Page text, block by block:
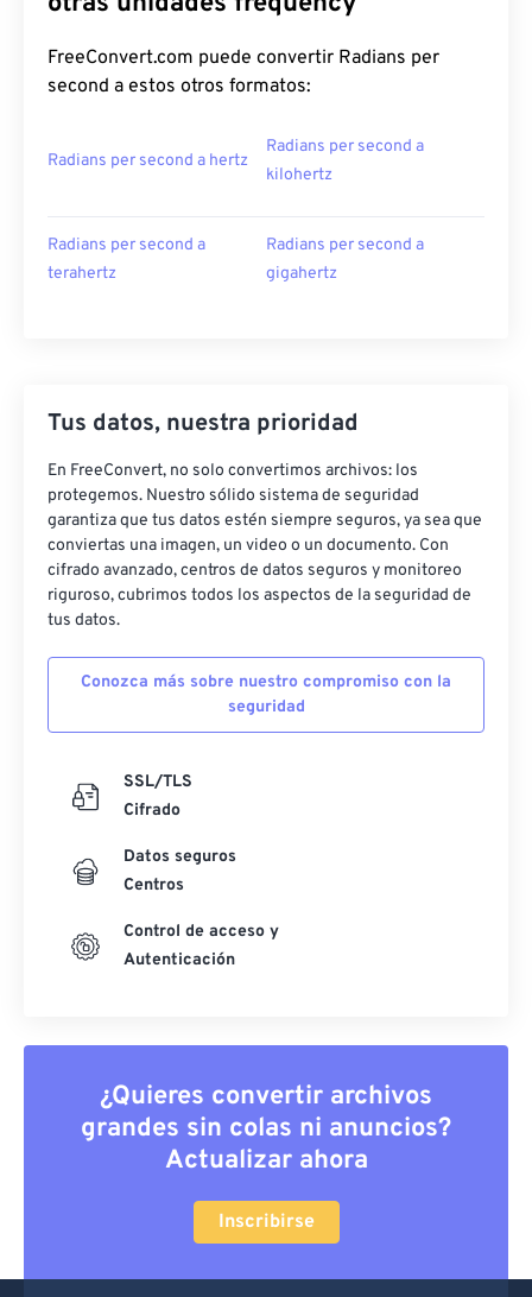
FreeConvert.com puede convertir Radians per
second a estos otros formatos:
Radians per second a hertz
Radians per second a
kilohertz
Radians per second a
terahertz
Radians per second a
gigahertz
Tus datos, nuestra prioridad
En FreeConvert, no solo convertimos archivos: los
protegemos. Nuestro sólido sistema de seguridad
garantiza que tus datos estén siempre seguros, ya sea que
conviertas una imagen, un video o un documento. Con
cifrado avanzado, centros de datos seguros y monitoreo
riguroso, cubrimos todos los aspectos de la seguridad de
tus datos.
Conozca más sobre nuestro compromiso con la
seguridad
SSL/TLS
Cifrado
Datos seguros
Centros
Control de acceso y
Autenticación
¿Quieres convertir archivos
grandes sin colas ni anuncios?
Actualizar ahora
Inscribirse